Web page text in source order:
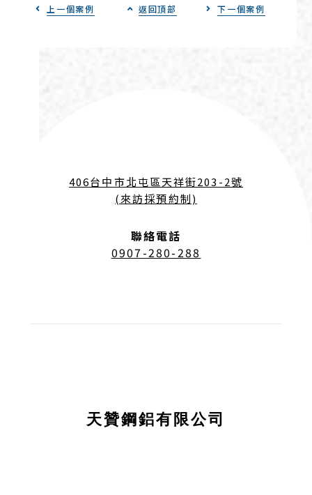
上一個案例 返回頂部 下一個案例
406台中市北屯區天祥街203-2號
(來訪採預約制)
聯絡電話
0907-280-288
天贊鋼鋁有限公司